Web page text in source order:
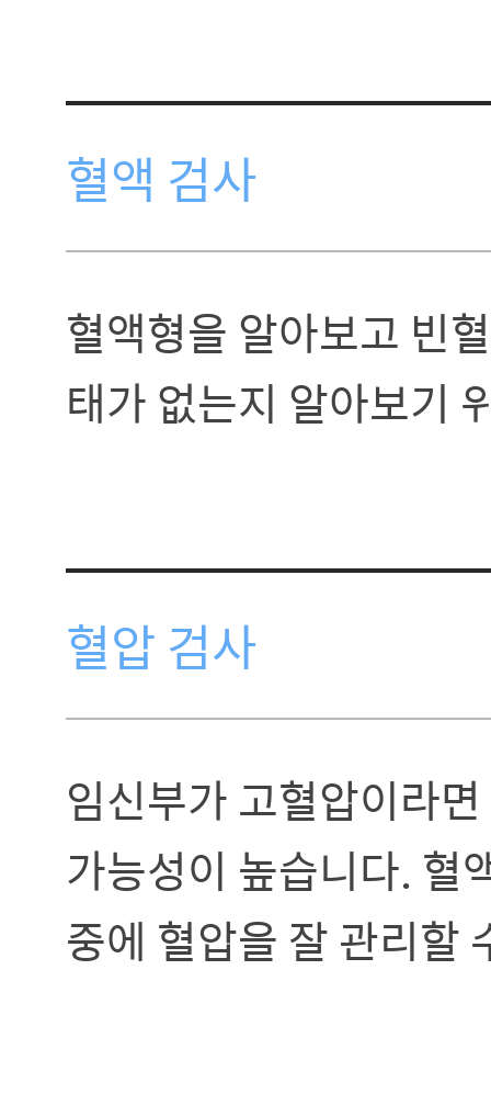
혈액 검사
혈액형을 알아보고 빈
태가 없는지 알아보기
혈압 검사
임신부가 고혈압이라
가능성이 높습니다. 혈
중에 혈압을 잘 관리할